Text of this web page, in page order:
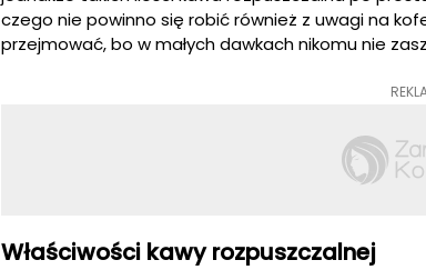
czego nie powinno się robić również z uwagi na
przejmować, bo w małych dawkach nikomu nie
Właściwości kawy rozpuszczalnej